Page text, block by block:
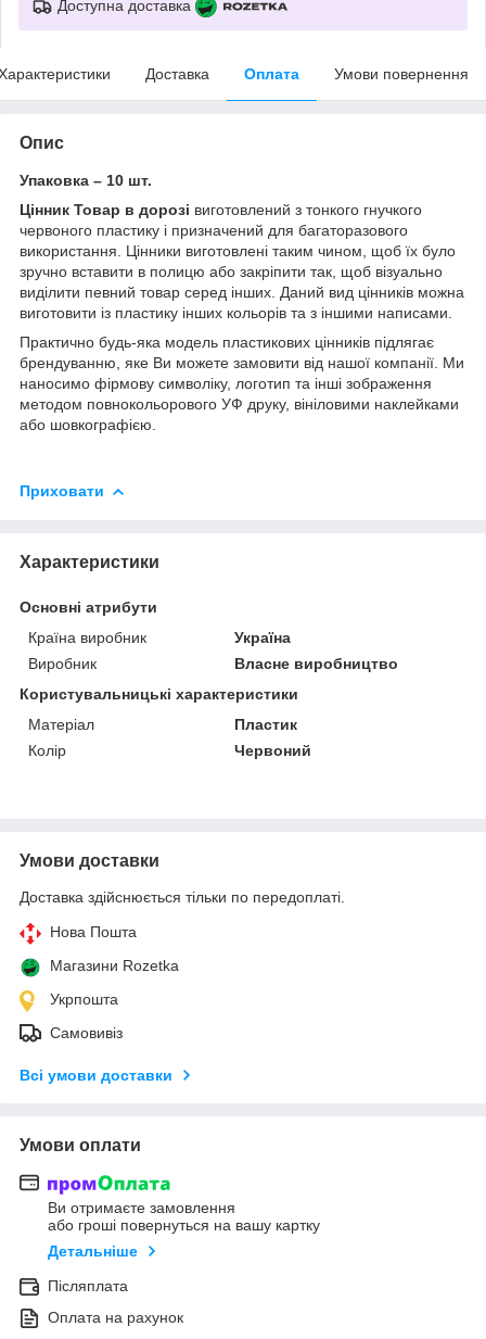
Доступна доставка
Доставка Оплата Умови повернення
Опис
Упаковка – 10 шт.
Цінник Товар в дорозі виготовлений з тонкого гнучкого
червоного пластику і призначений для багаторазового
використання. Цінники виготовлені таким чином, щоб їх було
зручно вставити в полицю або закріпити так, щоб візуально
виділити певний товар серед інших. Даний вид цінників можна
виготовити із пластику інших кольорів та з іншими написами.
Практично будь-яка модель пластикових цінників підлягає
брендуванню, яке Ви можете замовити від нашої компанії. Ми
наносимо фірмову символіку, логотип та інші зображення
методом повнокольорового УФ друку, вініловими наклейками
або шовкографією.
Приховати
Характеристики
Основні атрибути
Країна виробник
Україна
Виробник
Власне виробництво
Користувальницькі характеристики
Матеріал
Пластик
Колір
Червоний
Умови доставки
Доставка здійснюється тільки по передоплаті.
Нова Пошта
Магазини Rozetka
Укрпошта
Самовивіз
Всі умови доставки
Умови оплати
Ви отримаєте замовлення
або гроші повернуться на вашу картку
Детальніше
Післяплата
Оплата на рахунок